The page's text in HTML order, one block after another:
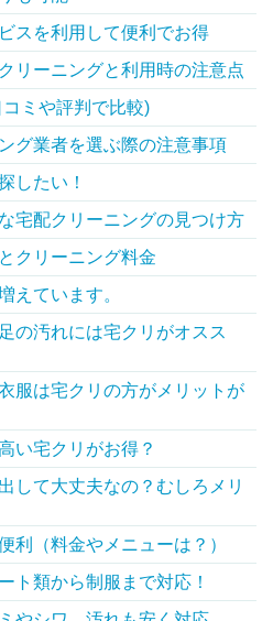
スを利用して便利でお得
リーニングと利用時の注意点
ミや評判で比較)
グ業者を選ぶ際の注意事項
したい！
宅配クリーニングの見つけ方
クリーニング料金
えています。
の汚れには宅クリがオスス
服は宅クリの方がメリットが
い宅クリがお得？
して大丈夫なの？むしろメリ
利（料金やメニューは？）
ト類から制服まで対応！